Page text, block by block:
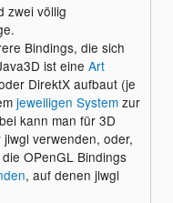
zwei völlig
Bindings, die sich
ist eine Art
DirektX aufbaut (je
jeweiligen Systemzur
kann man für 3D
verwenden, oder,
OPenGL Bindings
, auf denen jlwgl